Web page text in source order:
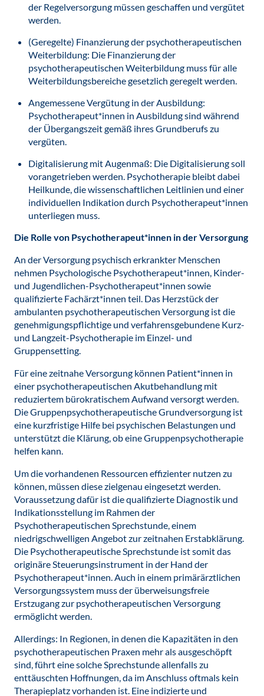
der Regelversorgung müssen geschaffen und vergütet
werden.
(Geregelte) Finanzierung der psychotherapeutischen
Weiterbildung: Die Finanzierung der
psychotherapeutischen Weiterbildung muss für alle
Weiterbildungsbereiche gesetzlich geregelt werden.
Angemessene Vergütung in der Ausbildung:
Psychotherapeut*innen in Ausbildung sind während
der Übergangszeit gemäß ihres Grundberufs zu
vergüten.
Digitalisierung mit Augenmaß: Die Digitalisierung soll
vorangetrieben werden. Psychotherapie bleibt dabei
Heilkunde, die wissenschaftlichen Leitlinien und einer
individuellen Indikation durch Psychotherapeut*innen
unterliegen muss.
Die Rolle von Psychotherapeut*innen in der Versorgung
An der Versorgung psychisch erkrankter Menschen
nehmen Psychologische Psychotherapeut*innen, Kinder-
und Jugendlichen-Psychotherapeut*innen sowie
qualifizierte Fachärzt*innen teil. Das Herzstück der
ambulanten psychotherapeutischen Versorgung ist die
genehmigungspflichtige und verfahrensgebundene Kurz-
und Langzeit-Psychotherapie im Einzel- und
Gruppensetting.
Für eine zeitnahe Versorgung können Patient*innen in
einer psychotherapeutischen Akutbehandlung mit
reduziertem bürokratischem Aufwand versorgt werden.
Die Gruppenpsychotherapeutische Grundversorgung ist
eine kurzfristige Hilfe bei psychischen Belastungen und
unterstützt die Klärung, ob eine Gruppenpsychotherapie
helfen kann.
Um die vorhandenen Ressourcen effizienter nutzen zu
können, müssen diese zielgenau eingesetzt werden.
Voraussetzung dafür ist die qualifizierte Diagnostik und
Indikationsstellung im Rahmen der
Psychotherapeutischen Sprechstunde, einem
niedrigschwelligen Angebot zur zeitnahen Erstabklärung.
Die Psychotherapeutische Sprechstunde ist somit das
originäre Steuerungsinstrument in der Hand der
Psychotherapeut*innen. Auch in einem primärärztlichen
Versorgungssystem muss der überweisungsfreie
Erstzugang zur psychotherapeutischen Versorgung
ermöglicht werden.
Allerdings: In Regionen, in denen die Kapazitäten in den
psychotherapeutischen Praxen mehr als ausgeschöpft
sind, führt eine solche Sprechstunde allenfalls zu
enttäuschten Hoffnungen, da im Anschluss oftmals kein
Therapieplatz vorhanden ist. Eine indizierte und